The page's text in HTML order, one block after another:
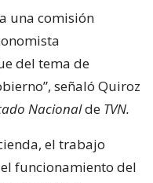
una comisión
del tema de
señaló Quiroz
Nacionalde TVN.
el trabajo
funcionamiento del